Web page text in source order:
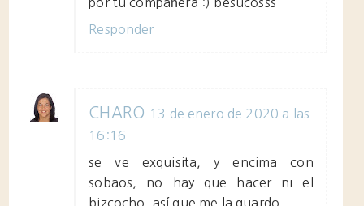
Responder
CHARO 13 de enero de 2020 a las
16:16
se ve exquisita, y encima con
sobaos, no hay que hacer ni el
bizcocho, así que me la guardo